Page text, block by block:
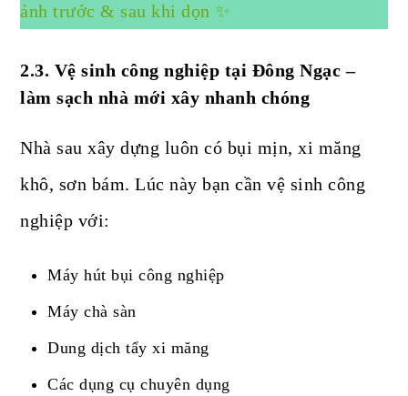
ảnh trước & sau khi dọn ✨
2.3. Vệ sinh công nghiệp tại Đông Ngạc –
làm sạch nhà mới xây nhanh chóng
Nhà sau xây dựng luôn có bụi mịn, xi măng
khô, sơn bám. Lúc này bạn cần vệ sinh công
nghiệp với:
Máy hút bụi công nghiệp
Máy chà sàn
Dung dịch tẩy xi măng
Các dụng cụ chuyên dụng